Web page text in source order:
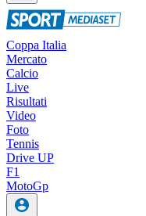
Coppa Italia
Mercato
Calcio
Live
Risultati
Video
Foto
Tennis
Drive UP
F1
MotoGp